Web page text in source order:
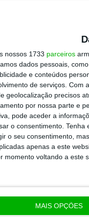
nossos 1733 parceiros
dados pessoais,
e conteúdos
de serviços. Com
geolocalização precisos
por nossa parte e
pode aceder a
o consentimento. Tenha
o seu consentimento,
apenas a este
momento voltando a este
MAIS OPÇÕES